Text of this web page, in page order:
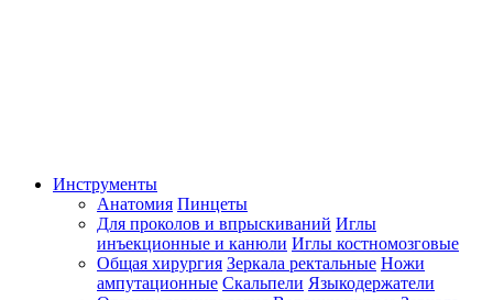
Инструменты
Анатомия Пинцеты
Для проколов и впрыскиваний Иглы
инъекционные и канюли Иглы костномозговые
Общая хирургия Зеркала ректальные Ножи
ампутационные Скальпели Языкодержатели